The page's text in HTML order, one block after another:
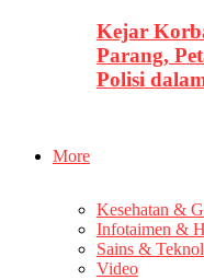
Kejar
Parang,
Polisi
More
Kesehatan &
Infotaimen &
Sains &
Video